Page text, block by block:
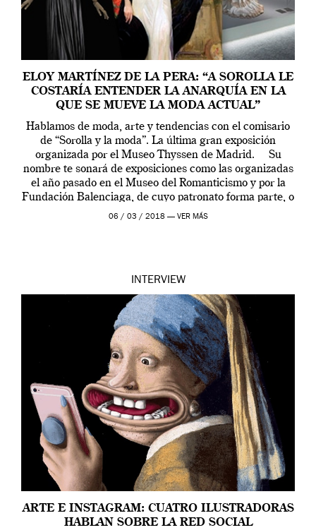
ELOY MARTÍNEZ DE LA PERA: “A SOROLLA LE
COSTARÍA ENTENDER LA ANARQUÍA EN LA
QUE SE MUEVE LA MODA ACTUAL”
Hablamos de moda, arte y tendencias con el comisario
de “Sorolla y la moda”. La última gran exposición
organizada por el Museo Thyssen de Madrid. Su
nombre te sonará de exposiciones como las organizadas
el año pasado en el Museo del Romanticismo y por la
Fundación Balenciaga, de cuyo patronato forma parte, o
[…]
06 / 03 / 2018 — VER MÁS
INTERVIEW
ARTE E INSTAGRAM: CUATRO ILUSTRADORAS
HABLAN SOBRE LA RED SOCIAL